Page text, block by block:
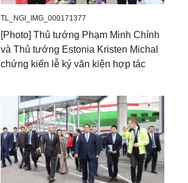
TL_NGI_IMG_000171377
[Photo] Thủ tướng Phạm Minh Chính
và Thủ tướng Estonia Kristen Michal
chứng kiến lễ ký văn kiện hợp tác